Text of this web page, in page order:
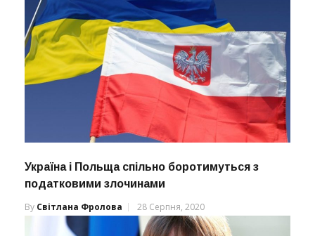
Україна і Польща спільно боротимуться з
податковими злочинами
By Світлана Фролова 28 Серпня, 2020